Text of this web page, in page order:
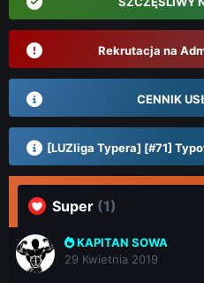
Rekrutacja na
CENNIK
[LUZliga Typera] [#71]
Super (1)
KAPITAN SOWA
29 Kwietnia 2019